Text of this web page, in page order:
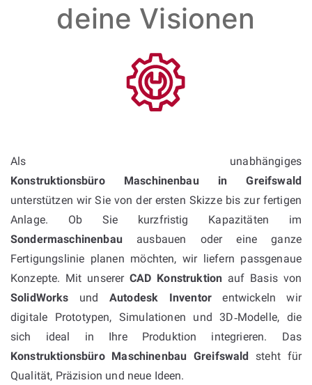
deine Visionen
Als unabhängiges
Konstruktionsbüro Maschinenbau in Greifswald
unterstützen wir Sie von der ersten Skizze bis zur fertigen
Anlage. Ob Sie kurzfristig Kapazitäten im
Sondermaschinenbauausbauen oder eine ganze
Fertigungslinie planen möchten, wir liefern passgenaue
Konzepte. Mit unsererCAD Konstruktion auf Basis von
SolidWorks und Autodesk Inventor entwickeln wir
digitale Prototypen, Simulationen und 3D‑Modelle, die
sich ideal in Ihre Produktion integrieren. Das
Konstruktionsbüro Maschinenbau Greifswald steht für
Qualität, Präzision und neue Ideen.